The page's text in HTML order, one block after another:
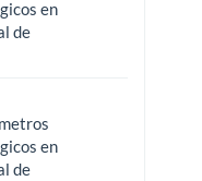
en
de
en
de